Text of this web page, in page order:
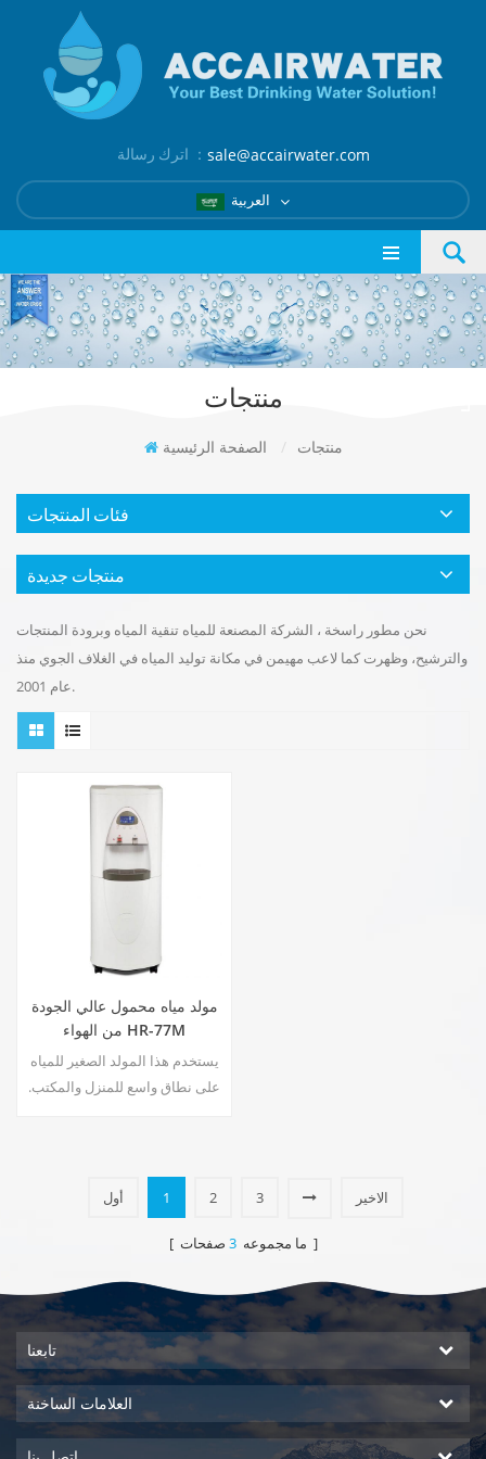
اترك رسالة ： sale@accairwater.com
منتجات
الصفحة الرئيسية / منتجات
فئات المنتجات
منتجات جديدة
نحن مطور راسخة ، الشركة المصنعة للمياه تنقية المياه وبرودة المنتجات
والترشيح، وظهرت كما لاعب مهيمن في مكانة توليد المياه في الغلاف الجوي منذ
عام 2001.
مولد مياه محمول عالي الجودة
من الهواء HR-77M
يستخدم هذا المولد الصغير للمياه
على نطاق واسع للمنزل والمكتب.
أول
1 2 3 الاخير
[ ما مجموعه3 صفحات ]
تابعنا
العلامات الساخنة